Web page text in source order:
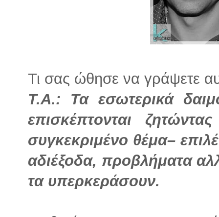
Τι σας ώθησε να γράψετε
Τ.Α.: Τα εσωτερικά
επισκέπτονται
συγκεκριμένο θέμα–
αδιέξοδα, προβλήματα
τα υπερκεράσουν.